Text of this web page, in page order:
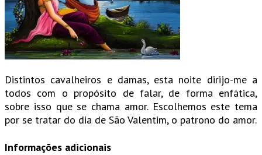
Distintos cavalheiros e damas, esta noite dirijo-me a
todos com o propósito de falar, de forma enfática,
sobre isso que se chama amor. Escolhemos este tema
por se tratar do dia de São Valentim, o patrono do amor.
Informações adicionais